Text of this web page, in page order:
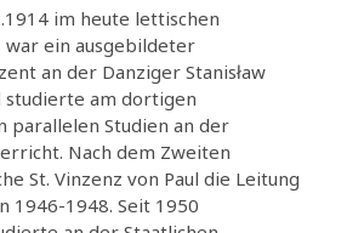
im heute lettischen
war ein ausgebildeter
an der Danziger Stanisław
studierte am dortigen
parallelen Studien an der
Nach dem Zweiten
St. Vinzenz von Paul die Leitung
1946-1948. Seit 1950